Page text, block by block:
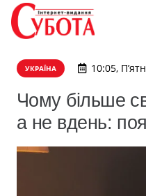
УКРАЇНА 10:05,
Чому більше
а не вдень: